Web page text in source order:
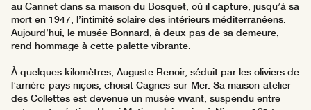
au Cannet dans sa maison du Bosquet, où il capture, jusqu’à sa
mort en 1947, l’intimité solaire des intérieurs méditerranéens.
Aujourd’hui, le musée Bonnard, à deux pas de sa demeure,
rend hommage à cette palette vibrante.
À quelques kilomètres, Auguste Renoir, séduit par les oliviers de
l’arrière-pays niçois, choisit Cagnes-sur-Mer. Sa maison-atelier
des Collettes est devenue un musée vivant, suspendu entre